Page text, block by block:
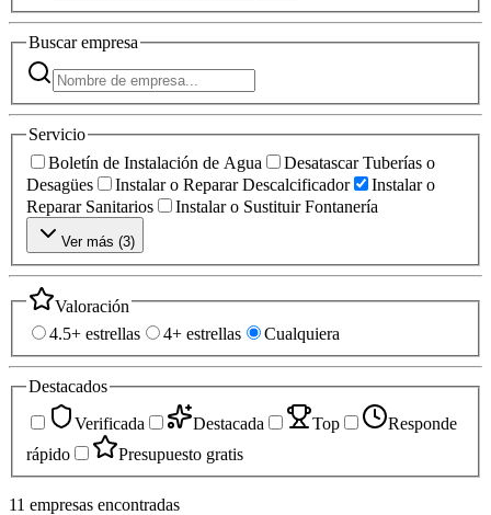
Buscarempresa
Servicio
Boletín de Instalación de Agua
Desatascar Tuberías o
Desagües
Instalar o Reparar Descalcificador
Instalar o
Reparar Sanitarios
Instalar o Sustituir Fontanería
Ver más (3)
Valoración
4.5+ estrellas
4+ estrellas Cualquiera
Destacados
Verificada
Destacada Top
Responde
rápido
Presupuesto gratis
11 empresas encontradas